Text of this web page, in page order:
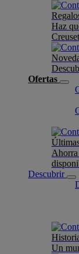
Haz
Ofertas
Ahorra
Descubrir
Un